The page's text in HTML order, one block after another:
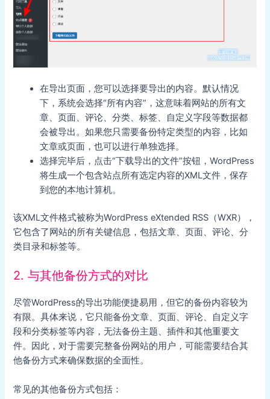
在导出页面，您可以选择要导出的内容。默认情况
下，系统会选择“所有内容”，这意味着网站的所有文
章、页面、评论、分类、标签、自定义字段等数据都
会被导出。如果您只需要备份特定类型的内容，比如
文章或页面，也可以进行单独选择。
选择完毕后，点击“下载导出的文件”按钮，WordPress
将生成一个包含站点所有选定内容的XML文件，保存
到您的本地计算机。
该XML文件格式被称为WordPress eXtended RSS（WXR），
它包含了网站的所有关键信息，包括文章、页面、评论、分
类目录和标签等。
2. 与其他备份方式的对比
尽管WordPress的导出功能便捷易用，但它的备份内容较为
有限。具体来说，它只能备份文章、页面、评论、自定义字
段和分类标签等内容，无法备份主题、插件和其他重要文
件。因此，对于需要完整备份网站的用户，可能需要结合其
他备份方式来确保数据的全面性。
常见的其他备份方式包括：